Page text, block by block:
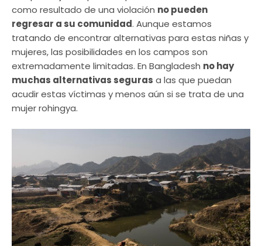
como resultado de una violación no pueden
regresar a su comunidad. Aunque estamos
tratando de encontrar alternativas para estas niñas y
mujeres, las posibilidades en los campos son
extremadamente limitadas. En Bangladesh no hay
muchas alternativas seguras a las que puedan
acudir estas víctimas y menos aún si se trata de una
mujer rohingya.